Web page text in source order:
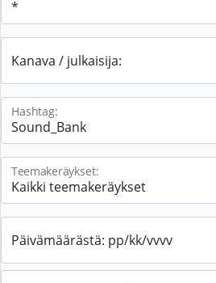
Kanava / julkaisija:
Hashtag:
Teemakeräykset:
Päivämäärästä: pp/kk/vvvv